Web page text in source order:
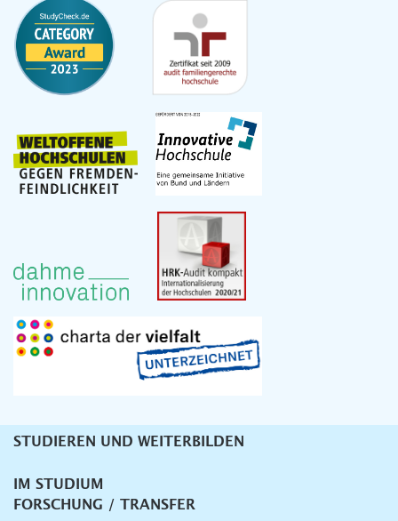
Unternavigation
STUDIEREN UND WEITERBILDEN
IM STUDIUM
FORSCHUNG / TRANSFER